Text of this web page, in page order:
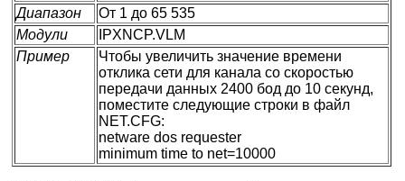
Диапазон
От 1 до 65 535
Модули
IPXNCP.VLM
Пример
Чтобы увеличить значение времени
отклика сети для канала со скоростью
передачи данных 2400 бод до 10 секунд,
поместите следующие строки в файл
NET.CFG:
netware dos requester
minimum time to net=10000